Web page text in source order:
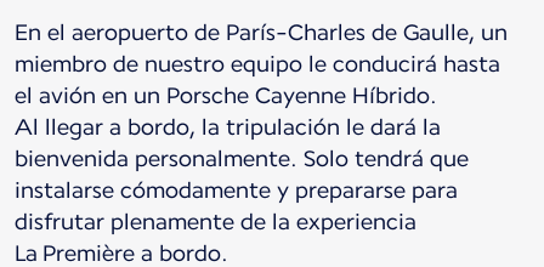
En el aeropuerto de París-Charles de Gaulle, un
miembro de nuestro equipo le conducirá hasta
el avión en un Porsche Cayenne Híbrido.
Al llegar a bordo, la tripulación le dará la
bienvenida personalmente. Solo tendrá que
instalarse cómodamente y prepararse para
disfrutar plenamente de la experiencia
La Première a bordo.